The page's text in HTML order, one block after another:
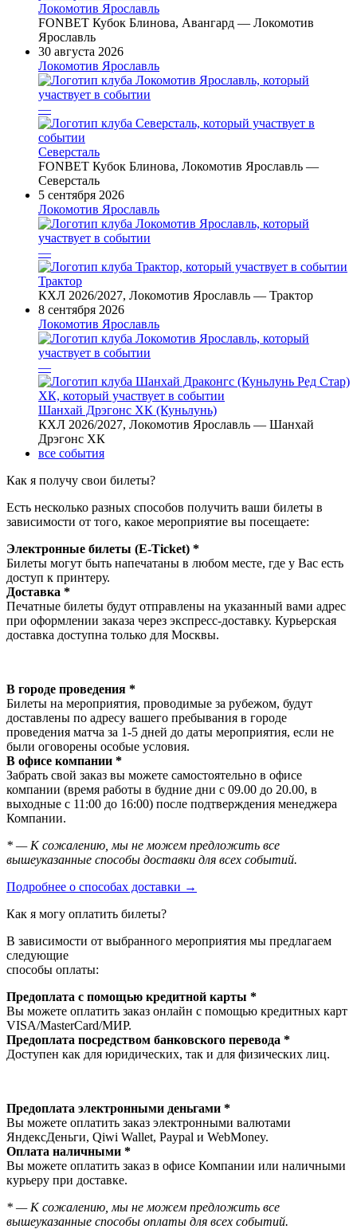
Локомотив Ярославль
FONBET Кубок Блинова, Авангард — Локомотив
Ярославль
30 августа 2026
Локомотив Ярославль
—
Северсталь
FONBET Кубок Блинова, Локомотив Ярославль —
Северсталь
5 сентября 2026
Локомотив Ярославль
—
Трактор
КХЛ 2026/2027, Локомотив Ярославль — Трактор
8 сентября 2026
Локомотив Ярославль
—
Шанхай Дрэгонс ХК (Куньлунь)
КХЛ 2026/2027, Локомотив Ярославль — Шанхай
Дрэгонс ХК
все события
Как я получу свои билеты?
Есть несколько разных способов получить ваши билеты в
зависимости от того, какое мероприятие вы посещаете:
Электронные билеты (E-Ticket) *
Билеты могут быть напечатаны в любом месте, где у Вас есть
доступ к принтеру.
Доставка *
Печатные билеты будут отправлены на указанный вами адрес
при оформлении заказа через экспресс-доставку. Курьерская
доставка доступна только для Москвы.
В городе проведения *
Билеты на мероприятия, проводимые за рубежом, будут
доставлены по адресу вашего пребывания в городе
проведения матча за 1-5 дней до даты мероприятия, если не
были оговорены особые условия.
В офисе компании *
Забрать свой заказ вы можете самостоятельно в офисе
компании (время работы в будние дни с 09.00 до 20.00, в
выходные с 11:00 до 16:00) после подтверждения менеджера
Компании.
* — К сожалению, мы не можем предложить все
вышеуказанные способы доставки для всех событий.
Подробнее о способах доставки →
Как я могу оплатить билеты?
В зависимости от выбранного мероприятия мы предлагаем
следующие
способы оплаты:
Предоплата с помощью кредитной карты *
Вы можете оплатить заказ онлайн с помощью кредитных карт
VISA/MasterСard/МИР.
Предоплата посредством банковского перевода *
Доступен как для юридических, так и для физических лиц.
Предоплата электронными деньгами *
Вы можете оплатить заказ электронными валютами
ЯндексДеньги, Qiwi Wallet, Paypal и WebMoney.
Оплата наличными *
Вы можете оплатить заказ в офисе Компании или наличными
курьеру при доставке.
* — К сожалению, мы не можем предложить все
вышеуказанные способы оплаты для всех событий.